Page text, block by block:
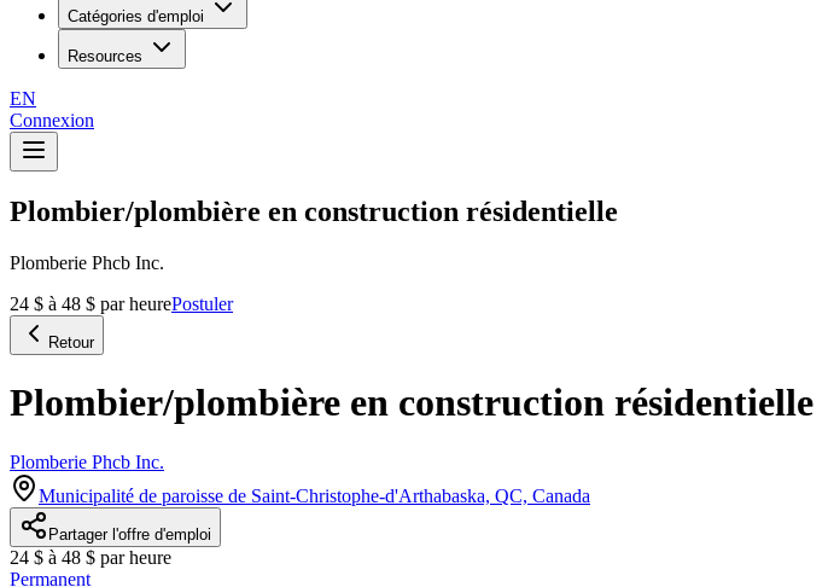
Catégories d'emploi
Resources
EN
Connexion
Plombier/plombière en construction résidentielle
Plomberie Phcb Inc.
24 $ à 48 $ par heurePostuler
Retour
Plombier/plombière en construction résidentielle
Plomberie Phcb Inc.
Municipalité de paroisse de Saint-Christophe-d'Arthabaska, QC, Canada
Partager l'offre d'emploi
24 $ à 48 $ par heure
Permanent